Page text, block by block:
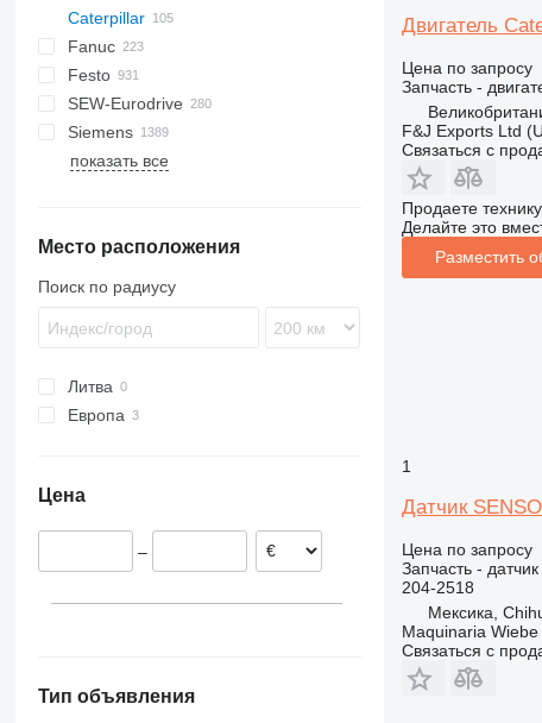
ROC
XAS
XRHS
XRVS
Caterpillar
305
320
910
C-series
C18
D series
V-series
C-series
KTA
FP
BF
SP
DW
Fanuc
Festo
TS
GTO
GTP
Kord
QM
Stahlfolder
AFC
SPF
StitchLiner
P-series
ECE
ERC
KR
AS
BS
ESD
KM
A-series
L-series
LH
E-series
MM
D-series
1100 Series
Clio
Scenic
SEW-Eurodrive
Siemens
EFG
RL
T600
SP
показать все
Место расположения
Поиск по радиусу
Литва
Европа
Цена
–
Тип объявления
Двигатель
Цена по запросу
Запчасть -
F&J Exports Ltd
Связаться с
Продаете
Делайте это
Разместить
1
Датчик
Цена по запросу
Запчасть - датчик
204-2518
Мексика,
Maquinaria
Связаться с